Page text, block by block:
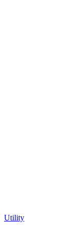
Utility